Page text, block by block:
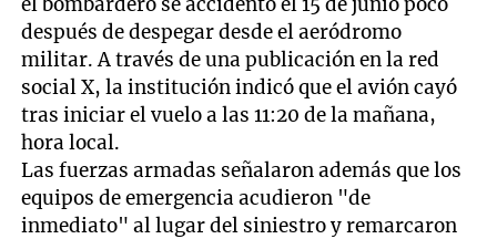
después de despegar desde el aeródromo
militar. A través de una publicación en la red
social X, la institución indicó que el avión cayó
tras iniciar el vuelo a las 11:20 de la mañana,
hora local.
Las fuerzas armadas señalaron además que los
equipos de emergencia acudieron "de
inmediato" al lugar del siniestro y remarcaron